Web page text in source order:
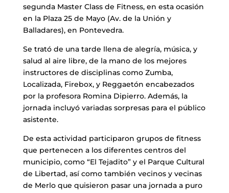
segunda Master Class de Fitness, en esta ocasión
en la Plaza 25 de Mayo (Av. de la Unión y
Balladares), en Pontevedra.
Se trató de una tarde llena de alegría, música, y
salud al aire libre, de la mano de los mejores
instructores de disciplinas como Zumba,
Localizada, Firebox, y Reggaetón encabezados
por la profesora Romina Dipierro. Además, la
jornada incluyó variadas sorpresas para el público
asistente.
De esta actividad participaron grupos de fitness
que pertenecen a los diferentes centros del
municipio, como “El Tejadito” y el Parque Cultural
de Libertad, así como también vecinos y vecinas
de Merlo que quisieron pasar una jornada a puro